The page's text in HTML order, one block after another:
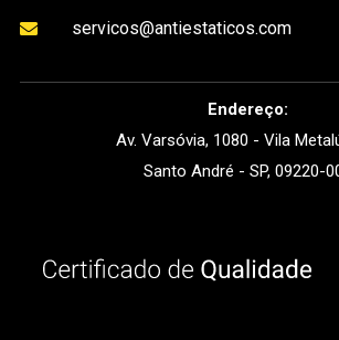
 servicos@antiestaticos.com
Endereço:
Av. Varsóvia, 1080 - Vila
Santo André - SP, 09220-